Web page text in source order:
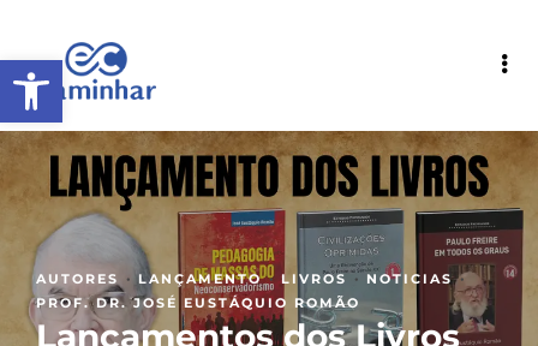
Abrir a barra de ferramentas
AUTORES ·LANÇAMENTO·LIVROS · NOTICIAS·
PROF. DR. JOSÉ EUSTÁQUIO ROMÃO
Lançamentos dos Livros